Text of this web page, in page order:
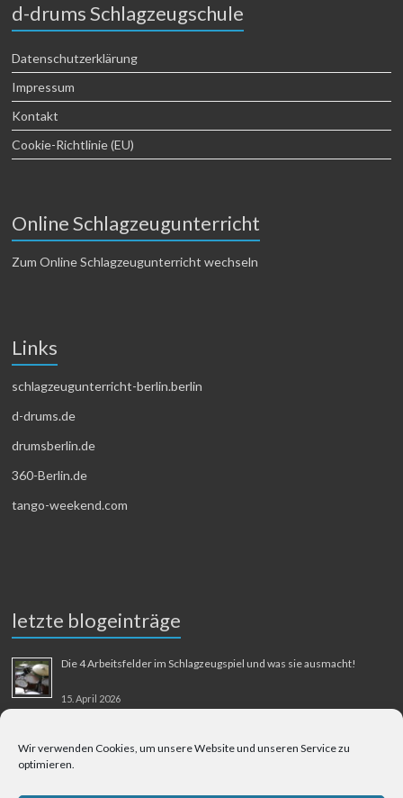
Wir verwenden Cookies, um unsere Website und unseren Service zu
optimieren.
d-drums Schlagzeugschule
Datenschutzerklärung
Impressum
Kontakt
Cookie-Richtlinie (EU)
Online Schlagzeugunterricht
Zum Online Schlagzeugunterricht wechseln
Links
schlagzeugunterricht-berlin.berlin
d-drums.de
drumsberlin.de
360-Berlin.de
tango-weekend.com
letzte blogeinträge
Die 4 Arbeitsfelder im Schlagzeugspiel und was sie ausmacht!
15. April 2026
31. August 2025